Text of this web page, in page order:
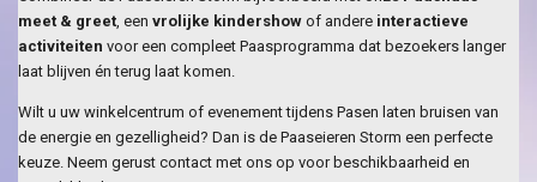
meet & greet, een vrolijke kindershow of andere interactieve
activiteiten voor een compleet Paasprogramma dat bezoekers langer
laat blijven én terug laat komen.
Wilt u uw winkelcentrum of evenement tijdens Pasen laten bruisen van
de energie en gezelligheid? Dan is de Paaseieren Storm een perfecte
keuze. Neem gerust contact met ons op voor beschikbaarheid en